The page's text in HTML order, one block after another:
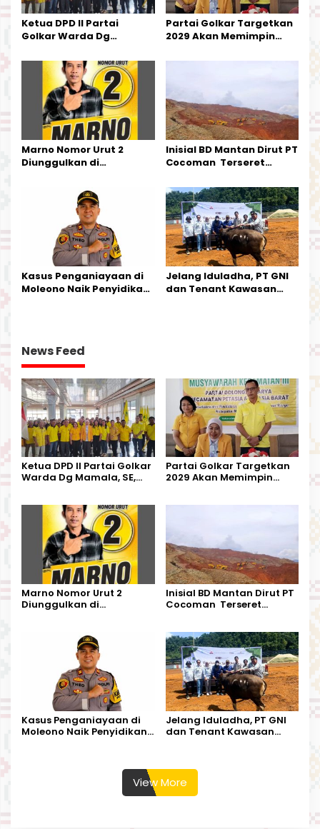
Ketua DPD II Partai
Golkar Warda Dg
Pengurus Parti
Kecamatan Petasia dan
Kecamatan Petbar
Partai Golkar Targetkan
2029 Akan Memimpin
Marno Nomor Urut 2
Diunggulkan di
Kesederhanaannya Jadi
Harapan Warga
Inisial BD Mantan Dirut PT
Cocoman Terseret
Tata Kelola Tambang
Kalimantan Barat
Kasus Penganiayaan di
Moleono Naik Penyidikan,
Jelang Iduladha, PT GNI
dan Tenant Kawasan
News Feed
Ketua DPD II Partai Golkar
Warda Dg Mamala, SE,
Kecamatan Petbar
Partai Golkar Targetkan
2029 Akan Memimpin
Marno Nomor Urut 2
Diunggulkan di
Harapan Warga
Inisial BD Mantan Dirut PT
Cocoman Terseret
Kalimantan Barat
Kasus Penganiayaan di
Moleono Naik Penyidikan,
Jelang Iduladha, PT GNI
dan Tenant Kawasan
View More